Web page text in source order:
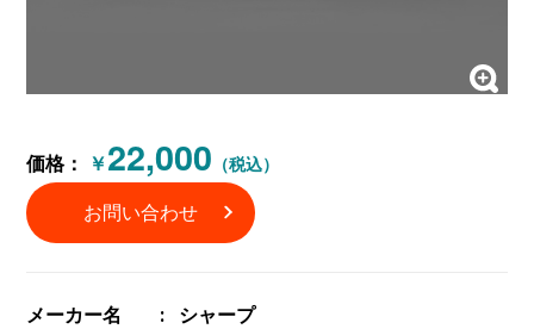
価格： ￥22,000 （税込）
お問い合わせ
メーカー名
シャープ